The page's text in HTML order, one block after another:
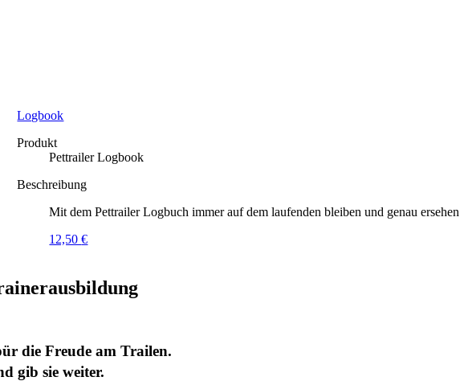
Logbook
Produkt
Pettrailer Logbook
Beschreibung
Mit dem Pettrailer Logbuch immer auf dem laufenden bleiben und genau
12,50€
die Freude am Trailen.
gib sie weiter.